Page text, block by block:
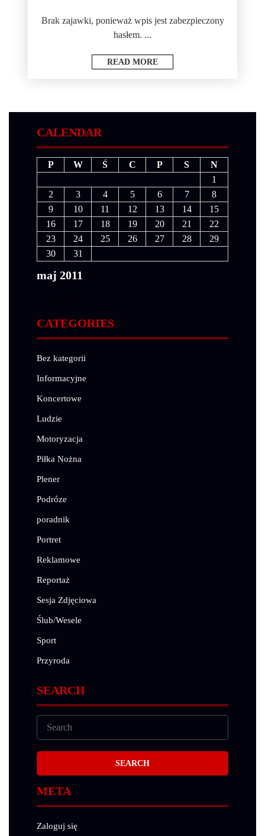
Brak zajawki, ponieważ wpis jest zabezpieczony
hasłem. ...
READ MORE
CALENDAR
maj 2011
P W Ś C P S
N
1
2
3 4 5 6 7
8
9
10 11 12 13 14
15
16
17 18 19 20 21
22
23
24 25 26 27 28
29
30
31
CATEGORIES
Bez kategorii
Informacyjne
Koncertowe
Ludzie
Motoryzacja
Piłka Nożna
Plener
Podróze
poradnik
Portret
Reklamowe
Reportaż
Sesja Zdjęciowa
Ślub/Wesele
Sport
Przyroda
SEARCH
META
Zaloguj się